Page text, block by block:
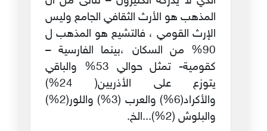
المذهب هو الأرث الثقافي الجامع وليس
الإرث القومي ، فالتشيع هو المذهب ل
90% من السكان ،بينما الفارسية –
كقومية- تمثل حوالي 53% والباقي
يتوزع على الأذريين( 24%)
والأكراد(6%) والعرب (3%) واللور(2%)
والبلوش (2%)...الخ.